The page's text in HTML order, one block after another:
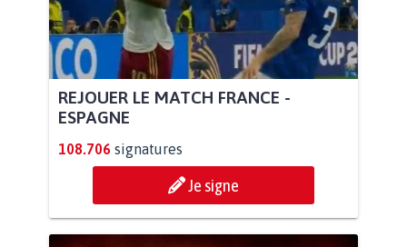
REJOUER LE MATCH FRANCE -
ESPAGNE
108.706 signatures
Je signe